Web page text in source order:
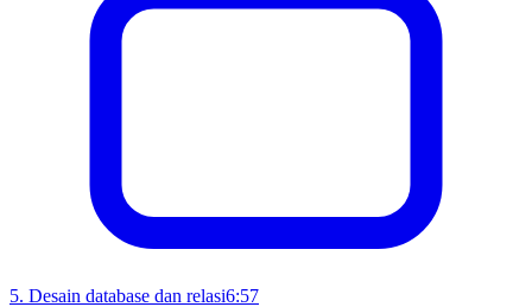
5. Desain database dan relasi6:57